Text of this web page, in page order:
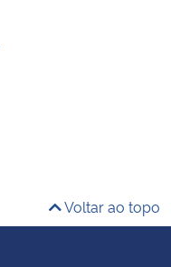
Voltar ao topo